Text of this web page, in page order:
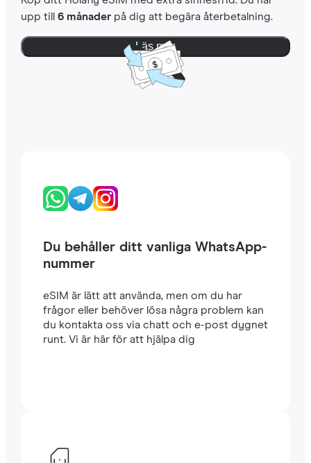
upp till 6 månaderpå dig att begära återbetalning.
Läs mer
Du behåller ditt vanliga WhatsApp-
nummer
eSIM är lätt att använda, men om du har
frågor eller behöver lösa några problem kan
du kontakta oss via chatt och e-post dygnet
runt. Vi är här för att hjälpa dig